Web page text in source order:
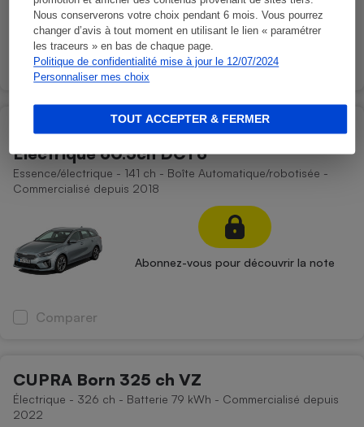
Nous conserverons votre choix pendant 6 mois. Vous pourrez
changer d’avis à tout moment en utilisant le lien « paramétrer
les traceurs » en bas de chaque page.
Politique de confidentialité mise à jour le 12/07/2024
Personnaliser mes choix
TOUT ACCEPTER & FERMER
Abonnez-vous pour découvrir la note
Comparer
KIA Ceed SW 1.6 GDi 105 ch ISG/
Electrique 60.5ch DCT6
Essence/électrique - 141 ch - Boîte Automatique/robotisée -
Commercialisé depuis 2018
Abonnez-vous pour découvrir la note
Comparer
CUPRA Born 325 ch VZ
Électrique - 326 ch - Batterie 79 kWh - Commercialisé depuis
2022